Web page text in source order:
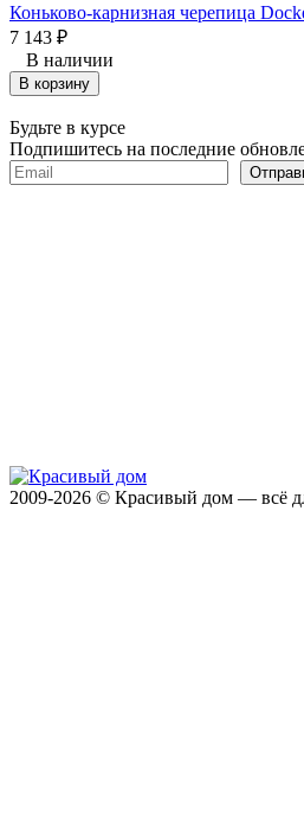
Коньково-карнизная черепица
7 143 ₽
В наличии
В корзину
Будьте в курсе
Подпишитесь на последние
2009-2026 © Красивый дом — всё